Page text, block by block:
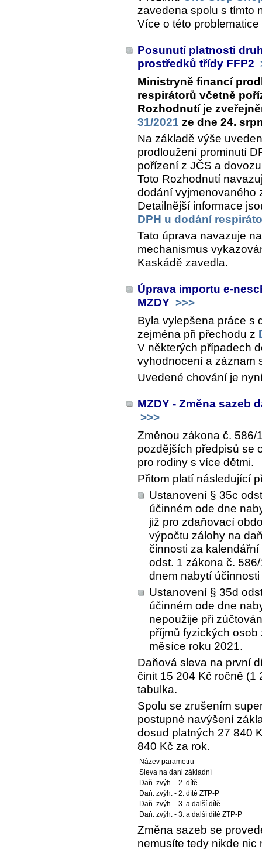
zavedena spolu s tímto
Více o této
Posunutí platnosti
prostředků třídy FFP2
Ministryně financí
respirátorů včetně
Rozhodnutí je
31/2021 ze dne 24.
Na základě výše
prodloužení prominutí
pořízení z JČS a
Toto Rozhodnutí
dodání vyjmenovaného
Detailnější informace
DPH u dodání
Tato úprava navazuje
mechanismus
Kaskádě zavedla.
Úprava importu e-
MZDY >>>
Byla vylepšena práce s
zejména při přechodu z
V některých případech
vyhodnocení a záznam
Uvedené chování je
MZDY - Změna sazeb
>>>
Změnou zákona č. 586/
pozdějších předpisů se
pro rodiny s více dětmi.
Přitom platí následující
Ustanovení § 35c
účinném ode dne
již pro zdaňovací
výpočtu zálohy na
činnosti za
odst. 1 zákona č.
dnem nabytí
Ustanovení § 35d
účinném ode dne
nepoužije při
příjmů fyzických
měsíce roku 2021.
Daňová sleva na první
činit 15 204 Kč ročně
tabulka.
Spolu se zrušením
postupné navýšení
dosud platných 27 840
840 Kč za rok.
Název parametru
Sleva na dani základní
Daň. zvýh. - 2. dítě
Daň. zvýh. - 2. dítě ZTP-P
Daň. zvýh. - 3. a další dítě
Daň. zvýh. - 3. a další dítě ZTP-P
Změna sazeb se
nemusíte tedy nikde nic